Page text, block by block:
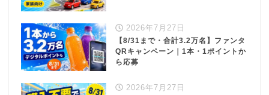
2026年7月27日
【8/31まで・合計3.2万名】ファンタ
QRキャンペーン｜1本・1ポイントか
ら応募
2026年7月27日